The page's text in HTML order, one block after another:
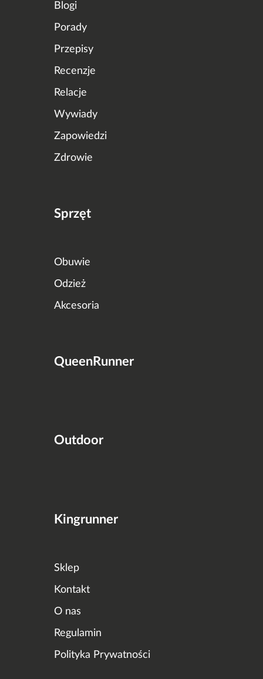
Blogi
Porady
Przepisy
Recenzje
Relacje
Wywiady
Zapowiedzi
Zdrowie
Sprzęt
Obuwie
Odzież
Akcesoria
QueenRunner
Outdoor
Kingrunner
Sklep
Kontakt
O nas
Regulamin
Polityka Prywatności